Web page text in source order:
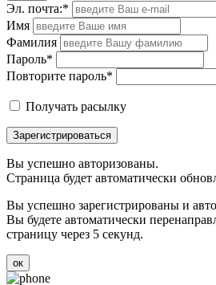
Эл. почта:*
Имя
Фамилия
Пароль*
Повторите пароль*
Получать расылку
Зарегистрироваться
Вы успешно авторизованы.
Страница будет автоматически
Вы успешно зарегистрированы и
Вы будете автоматически
страницу через 5 секунд.
ок